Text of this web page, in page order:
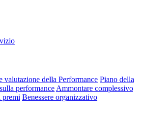
valutazione della Performance Piano della
performance Ammontare complessivo
premi Benessere organizzativo